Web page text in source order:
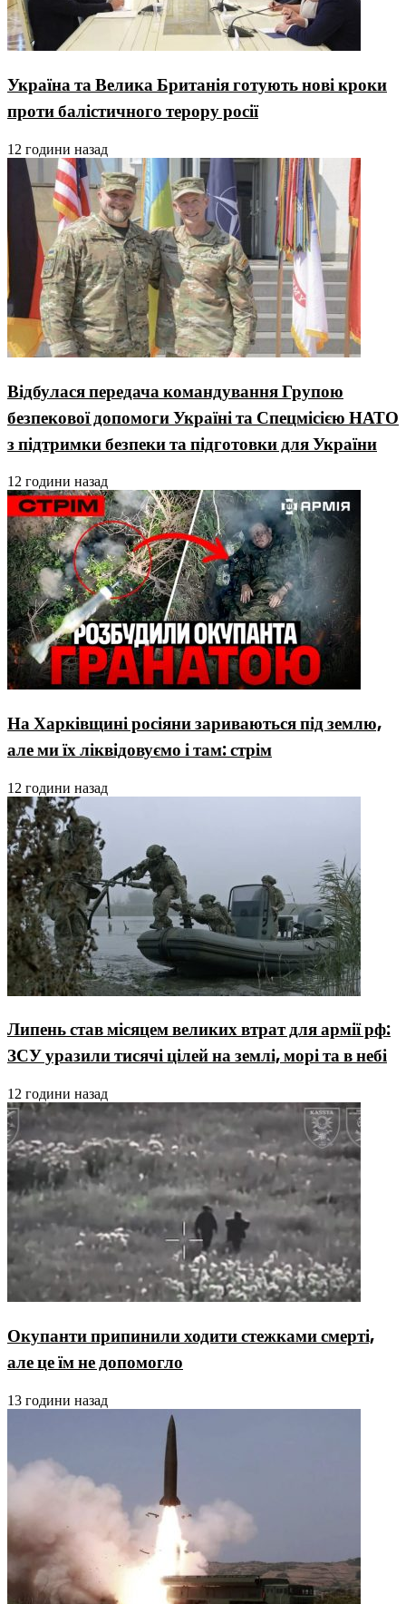
Україна та Велика Британія готують нові кроки
проти балістичного терору росії
12 години назад
Відбулася передача командування Групою
безпекової допомоги Україні та Спецмісією НАТО
з підтримки безпеки та підготовки для України
12 години назад
На Харківщині росіяни зариваються під землю,
але ми їх ліквідовуємо і там: стрім
12 години назад
Липень став місяцем великих втрат для армії рф:
ЗСУ уразили тисячі цілей на землі, морі та в небі
12 години назад
Окупанти припинили ходити стежками смерті,
але це їм не допомогло
13 години назад